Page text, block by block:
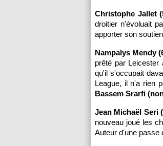
Christophe Jallet
droitier n'évoluait
apporter son
Nampalys Mendy
prêté par Leicester
qu'il s'occupait
League, il n'a rien
Bassem Srarfi
Jean Michaël Seri
nouveau joué les
Auteur d'une passe